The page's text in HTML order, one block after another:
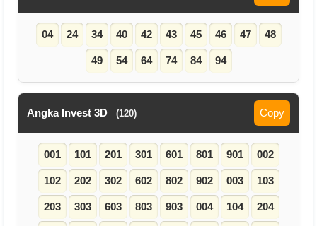
04 24 34 40 42 43 45 46 47 48
49 54 64 74 84 94
Angka Invest 3D (120) Copy
001 101 201 301 601 801 901 002
102 202 302 602 802 902 003 103
203 303 603 803 903 004 104 204